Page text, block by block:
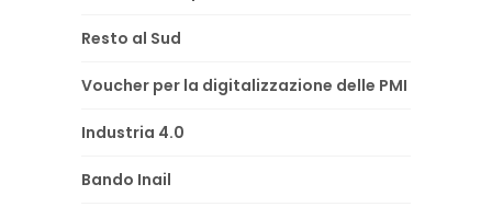
Resto al Sud
Voucher per la digitalizzazione delle PMI
Industria 4.0
Bando Inail